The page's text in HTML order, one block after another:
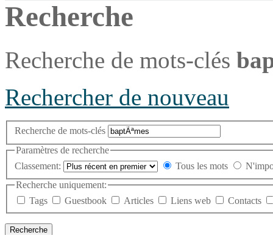
Recherche
Recherche de mots-clés
Rechercher de nouveau
Recherche de mots-clés
Paramètres de recherche
Classement:
Tous les mots
Recherche uniquement:
Tags
Guestbook Articles Liens web Contacts